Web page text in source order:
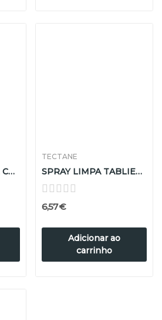
EC467 LIMPEZA DE CONTACTOS ELÉTRICOS
TECTANE
SPRAY LIMPA TABLIER BAUNILHA 600ml
6,57 €
Adicionar ao
carrinho